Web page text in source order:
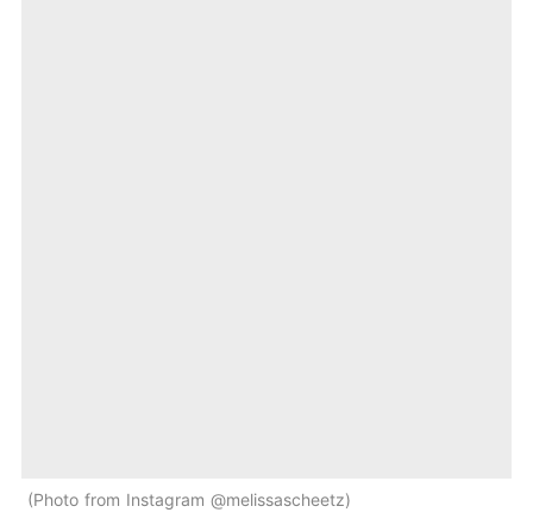
Photo from Instagram @melissascheetz